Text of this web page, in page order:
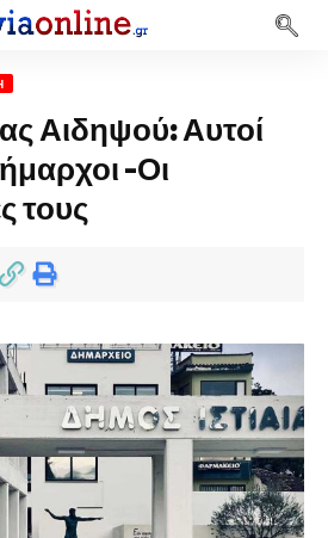
Αιδηψού: Αυτοί
-Οι
τους